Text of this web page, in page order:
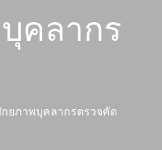
คลากร
ยภาพบุคลากรตรวจคัด